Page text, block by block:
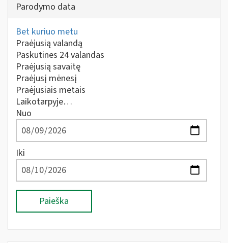
Parodymo data
Bet kuriuo metu
Praėjusią valandą
Paskutines 24 valandas
Praėjusią savaitę
Praėjusį mėnesį
Praėjusiais metais
Laikotarpyje…
Nuo
Iki
Paieška